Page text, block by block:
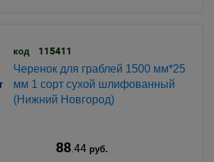
код 115411
Черенок для граблей 1500 мм*25
мм 1 сорт сухой шлифованный
(Нижний Новгород)
88.44руб.